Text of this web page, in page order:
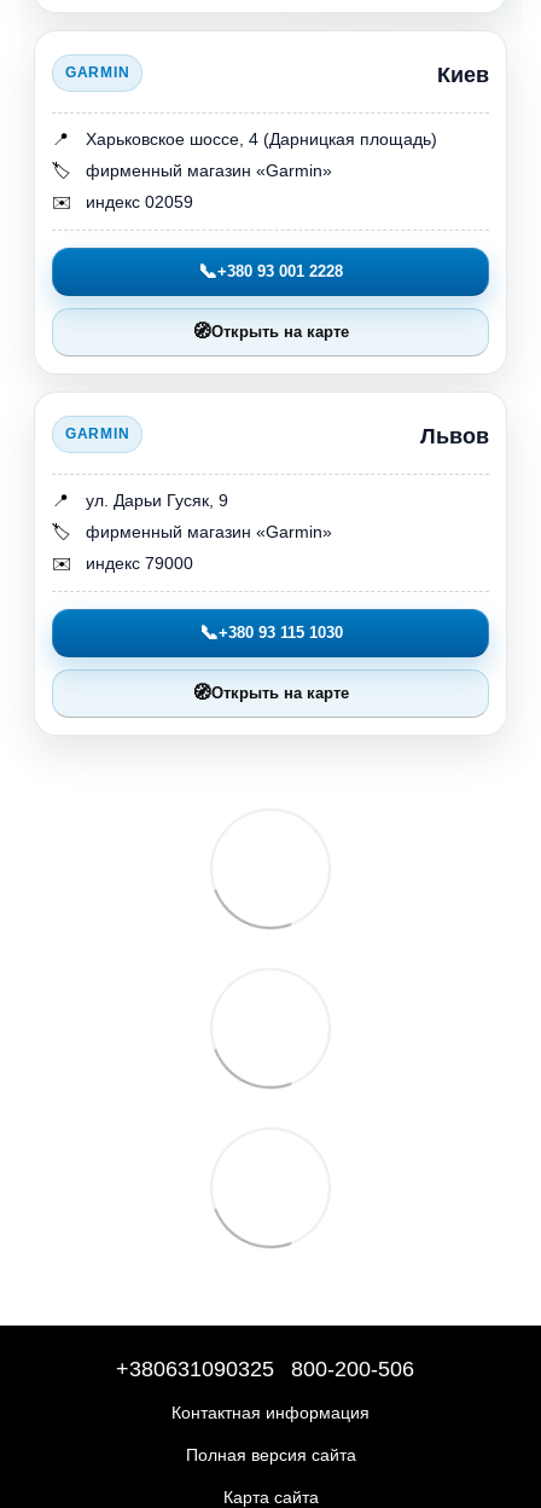
GARMIN Киев
📍
Харьковское шоссе, 4 (Дарницкая площадь)
🏷️
фирменный магазин «Garmin»
✉️
индекс 02059
📞+380 93 001 2228
🧭Открыть на карте
GARMIN Львов
📍
ул. Дарьи Гусяк, 9
🏷️
фирменный магазин «Garmin»
✉️
индекс 79000
📞+380 93 115 1030
🧭Открыть на карте
+380631090325 800-200-506
Контактная информация
Полная версия сайта
Карта сайта